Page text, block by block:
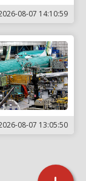
08-07 14:10:59
08-07 13:05:50